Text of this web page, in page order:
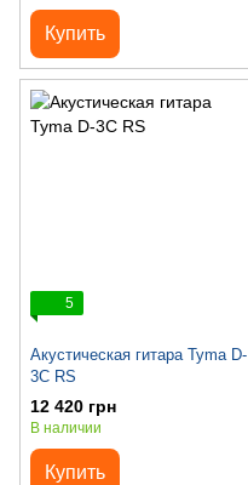
Купить
5
Акустическая гитара Tyma D-
3C RS
12 420 грн
В наличии
Купить